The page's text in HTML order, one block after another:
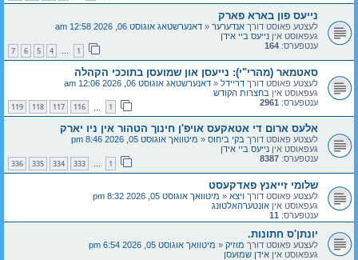
נייעס פון בארא פארק
לעצטע פאוסט דורך אנדערער « דאנערשטאג אוגוסט 06, 2026 12:58 am
געפאוסט אין נייעס ביי אידן
ענטפערס: 164
1
4
5
6
7
סאטמאר (מהרי"י): נייעסן און שמועסן בתוככי הקהלה
לעצטע פאוסט דורך דריידל « דאנערשטאג אוגוסט 06, 2026 12:06 am
געפאוסט אין בחצרות הקודש
ענטפערס: 2961
1
116
117
118
119
אלעס ארום די אטאקעס אויפ'ן חינוך הטהור אין ניו יארק
לעצטע פאוסט דורך בקי ביחוס « מיטוואך אוגוסט 05, 2026 8:46 pm
געפאוסט אין נייעס ביי אידן
ענטפערס: 8387
1
…
333
334
335
336
שלומי זייאנץ פאדקעסט
לעצטע פאוסט דורך ויצא « מיטוואך אוגוסט 05, 2026 8:32 pm
געפאוסט אין אונטערהאלטונג
ענטפערס: 11
יונתן'ס חתונות.
לעצטע פאוסט דורך מוזיק « מיטוואך אוגוסט 05, 2026 6:54 pm
געפאוסט אין אידן שמועסן